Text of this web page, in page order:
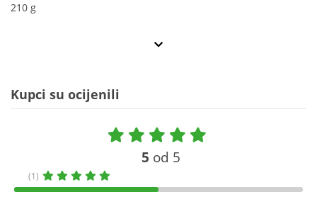
210 g
Kupci su ocijenili
5 od 5
(1)